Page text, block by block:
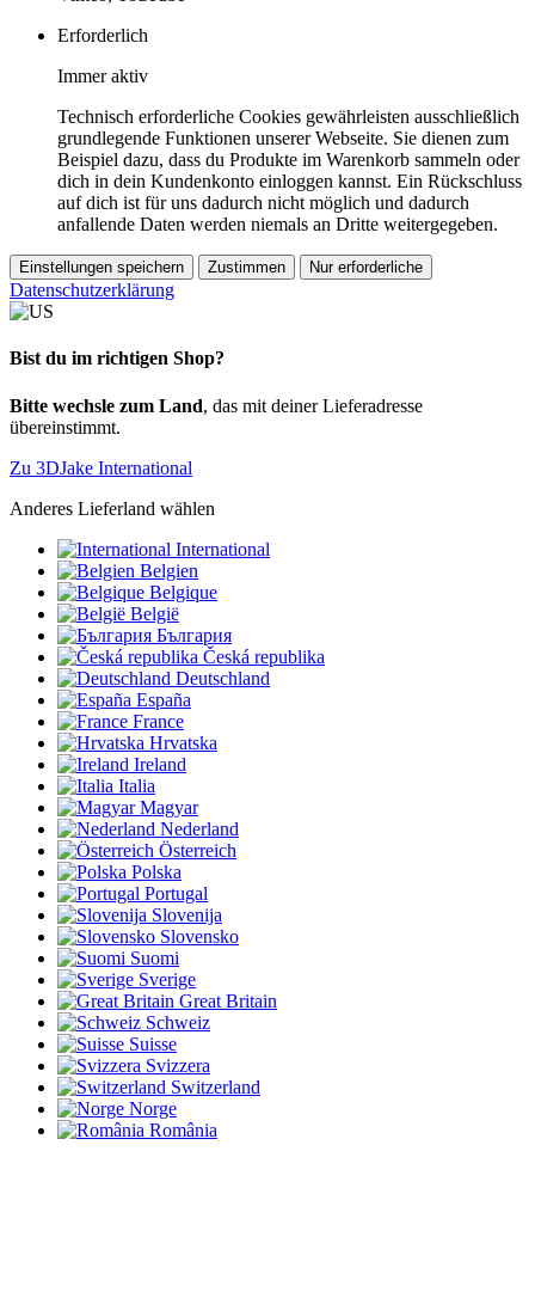
Erforderlich
Immer aktiv
Technisch erforderliche Cookies gewährleisten ausschließlich
grundlegende Funktionen unserer Webseite. Sie dienen zum
Beispiel dazu, dass du Produkte im Warenkorb sammeln oder
dich in dein Kundenkonto einloggen kannst. Ein Rückschluss
auf dich ist für uns dadurch nicht möglich und dadurch
anfallende Daten werden niemals an Dritte weitergegeben.
Einstellungen speichern Zustimmen Nur erforderliche
Datenschutzerklärung
Bist du im richtigen Shop?
Bitte wechsle zum Land, das mit deiner Lieferadresse
übereinstimmt.
Zu 3DJake International
Anderes Lieferland wählen
International
Belgien
Belgique
België
България
Česká republika
Deutschland
España
France
Hrvatska
Ireland
Italia
Magyar
Nederland
Österreich
Polska
Portugal
Slovenija
Slovensko
Suomi
Sverige
Great Britain
Schweiz
Suisse
Svizzera
Switzerland
Norge
România